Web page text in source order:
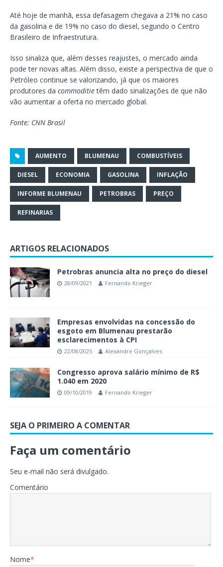
Até hoje de manhã, essa defasagem chegava a 21% no caso
da gasolina e de 19% no caso do diesel, segundo o Centro
Brasileiro de Infraestrutura.
Isso sinaliza que, além desses reajustes, o mercado ainda
pode ter novas altas. Além disso, existe a perspectiva de que o
Petróleo continue se valorizando, já que os maiores
produtores da commoditietêm dado sinalizações de que não
vão aumentar a oferta no mercado global.
Fonte: CNN Brasil
AUMENTO BLUMENAU COMBUSTÍVEIS
DIESEL ECONOMIA GASOLINA INFLAÇÃO
INFORME BLUMENAU PETROBRAS PREÇO
REFINARIAS
ARTIGOS RELACIONADOS
Petrobras anuncia alta no preço do diesel
28/09/2021 Fernando Krieger
Empresas envolvidas na concessão do
esgoto em Blumenau prestarão
esclarecimentos à CPI
22/08/2025 Alexandre Gonçalves
Congresso aprova salário mínimo de R$
1.040 em 2020
09/10/2019 Fernando Krieger
SEJA O PRIMEIRO A COMENTAR
Faça um comentário
Seu e-mail não será divulgado.
Comentário
Nome*